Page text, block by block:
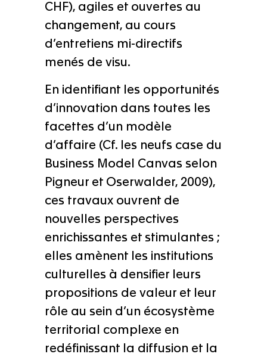
CHF), agiles et ouvertes au
changement, au cours
d’entretiens mi-directifs
menés de visu.
En identifiant les opportunités
d’innovation dans toutes les
facettes d’un modèle
d’affaire (Cf. les neufs case du
Business Model Canvas selon
Pigneur et Oserwalder, 2009),
ces travaux ouvrent de
nouvelles perspectives
enrichissantes et stimulantes ;
elles amènent les institutions
culturelles à densifier leurs
propositions de valeur et leur
rôle au sein d’un écosystème
territorial complexe en
redéfinissant la diffusion et la